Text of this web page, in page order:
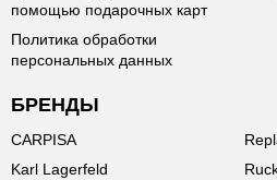
помощью подарочных карт
Политика обработки
персональных данных
БРЕНДЫ
CARPISA
Karl Lagerfeld